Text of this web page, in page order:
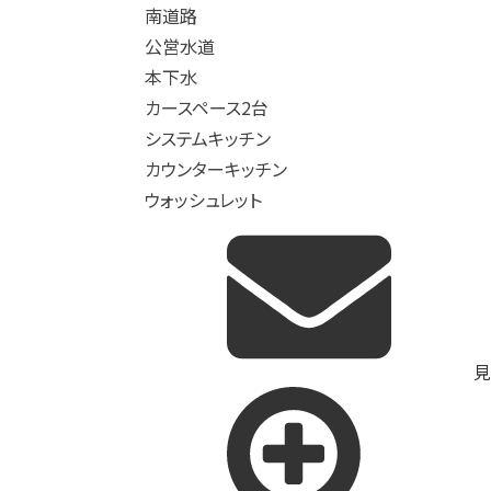
南道路
公営水道
本下水
カースペース2台
システムキッチン
カウンターキッチン
ウォッシュレット